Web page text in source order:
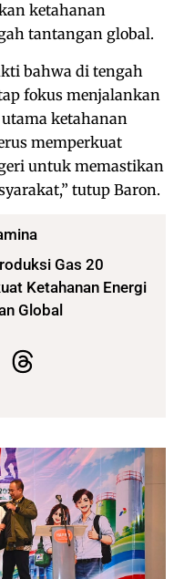
ketahanan
tantangan global.
bahwa di tengah
fokus menjalankan
ketahanan
memperkuat
untuk memastikan
tutup Baron.
Gas 20
Ketahanan Energi
Global